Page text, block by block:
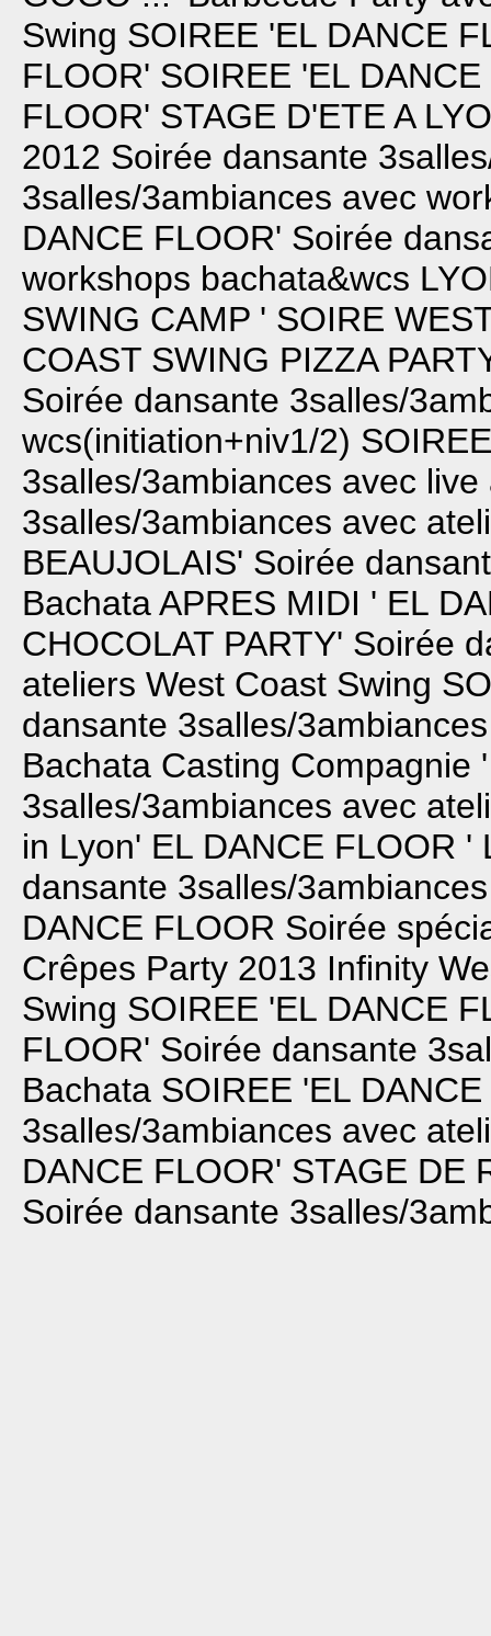
Swing SOIREE 'EL DANCE
FLOOR' SOIREE 'EL
FLOOR' STAGE D'ETE A
2012 Soirée dansante
3salles/3ambiances avec
DANCE FLOOR' Soirée
workshops bachata&wcs
SWING CAMP ' SOIRE
COAST SWING PIZZA
Soirée dansante 3salles/
wcs(initiation+niv1/2)
3salles/3ambiances avec live
3salles/3ambiances avec
BEAUJOLAIS' Soirée
BachataAPRES MIDI ' EL
CHOCOLAT PARTY' Soirée
ateliers West Coast Swing
dansante 3salles/
Bachata Casting Compagnie
3salles/3ambiances avec
in Lyon' EL DANCE FLOOR '
dansante 3salles/
DANCE FLOOR Soirée
Crêpes Party 2013 Infinity
Swing SOIREE 'EL DANCE
FLOOR' Soirée dansante
Bachata SOIREE 'EL
3salles/3ambiances avec
DANCE FLOOR' STAGE DE
Soirée dansante 3salles/